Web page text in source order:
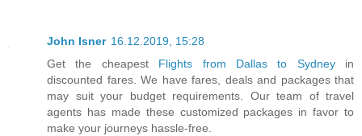
John Isner 16.12.2019, 15:28
Get the cheapest Flights from Dallas to Sydneyin
discounted fares. We have fares, deals and packages that
may suit your budget requirements. Our team of travel
agents has made these customized packages in favor to
make your journeys hassle-free.